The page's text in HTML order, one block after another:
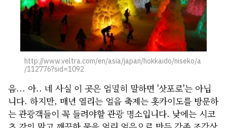
http://www.veltra.com/en/asia/japan/hokkaido/niseko/a
/112776?sid=1092
음... 아.. 네 사실 이 곳은 엄밀히 말하면 '삿포로'는 아닙
니다. 하지만, 매년 열리는 얼음 축제는 홋카이도를 방문하
는 관광객들이 꼭 들려야할 관광 명소입니다. 낮에는 시코